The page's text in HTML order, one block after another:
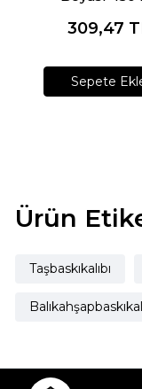
309,47
Sepete
Ürün
Taşbaskıkalıbı